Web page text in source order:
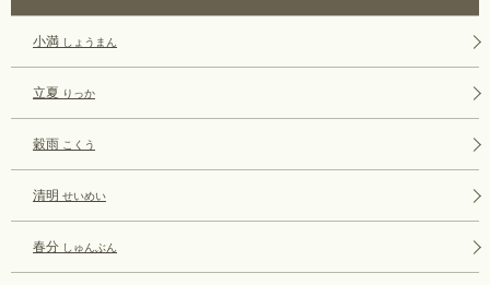
小満 しょうまん
立夏 りっか
穀雨 こくう
清明 せいめい
春分 しゅんぶん